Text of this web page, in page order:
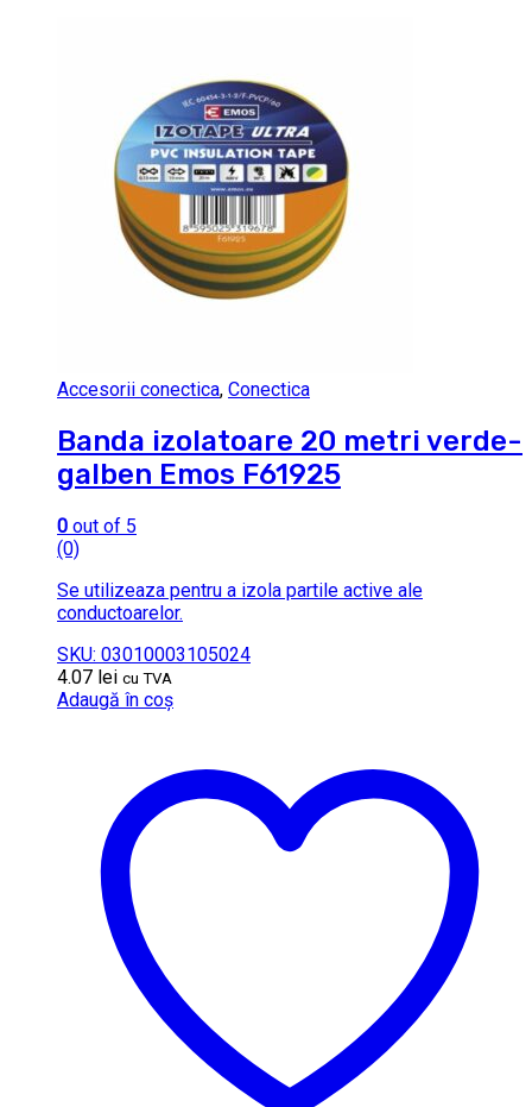
Accesorii conectica, Conectica
Banda izolatoare 20 metri verde-
galben Emos F61925
0 out of 5
(0)
Se utilizeaza pentru a izola partile active ale
conductoarelor.
SKU: 03010003105024
4.07 lei cu TVA
Adaugă în coș